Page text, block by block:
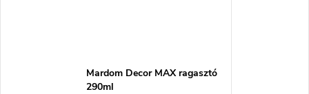
Mardom Decor MAX ragasztó
290ml